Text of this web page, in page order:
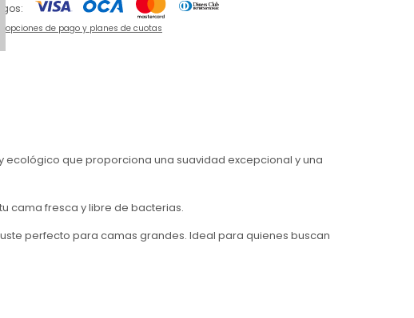
opciones de pago y planes de cuotas
ecológico que proporciona una suavidad excepcional y una
cama fresca y libre de bacterias.
perfecto para camas grandes. Ideal para quienes buscan